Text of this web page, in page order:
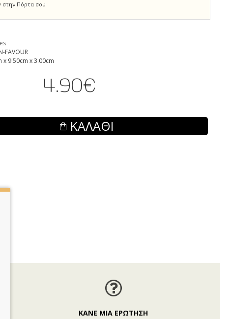
στην Πόρτα σου
FAVOUR
x 9.50cm x 3.00cm
4.90€
ΚΑΛΆΘΙ
ΚΑΝΕ ΜΙΑ ΕΡΩΤΗΣΗ